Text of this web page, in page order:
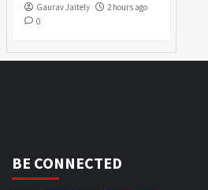
Gaurav Jaitely
2 hours ago
0
BE CONNECTED